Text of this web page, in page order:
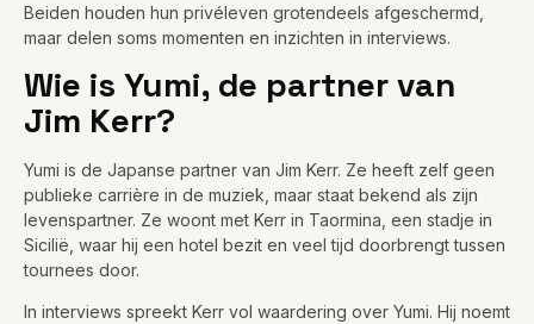
Beiden houden hun privéleven grotendeels afgeschermd,
maar delen soms momenten en inzichten in interviews.
Wie is Yumi, de partner van
Jim Kerr?
Yumi is de Japanse partner van Jim Kerr. Ze heeft zelf geen
publieke carrière in de muziek, maar staat bekend als zijn
levenspartner. Ze woont met Kerr in Taormina, een stadje in
Sicilië, waar hij een hotel bezit en veel tijd doorbrengt tussen
tournees door.
In interviews spreekt Kerr vol waardering over Yumi. Hij noemt